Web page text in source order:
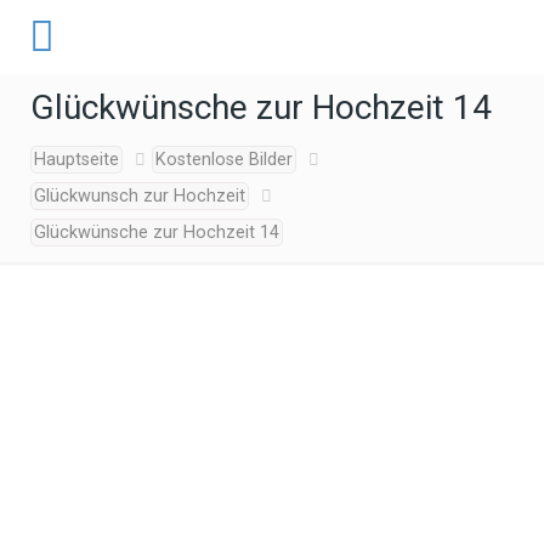
Glückwünsche zur Hochzeit 14
Hauptseite
Kostenlose Bilder
Glückwunsch zur Hochzeit
Glückwünsche zur Hochzeit 14